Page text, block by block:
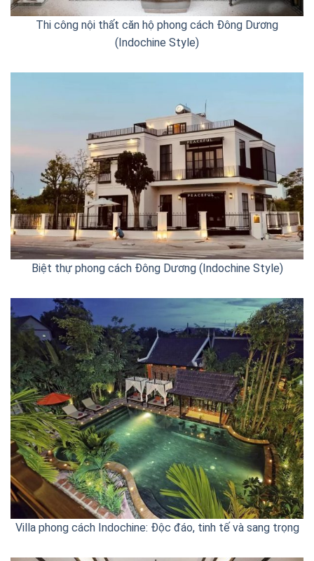
Thi công nội thất căn hộ phong cách Đông Dương
(Indochine Style)
Biệt thự phong cách Đông Dương (Indochine Style)
Villa phong cách Indochine: Độc đáo, tinh tế và sang trọng